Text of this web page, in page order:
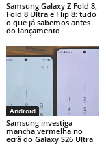
Samsung Galaxy Z Fold 8,
Fold 8 Ultra e Flip 8: tudo
o que já sabemos antes
do lançamento
Android
Samsung investiga
mancha vermelha no
ecrã do Galaxy S26 Ultra